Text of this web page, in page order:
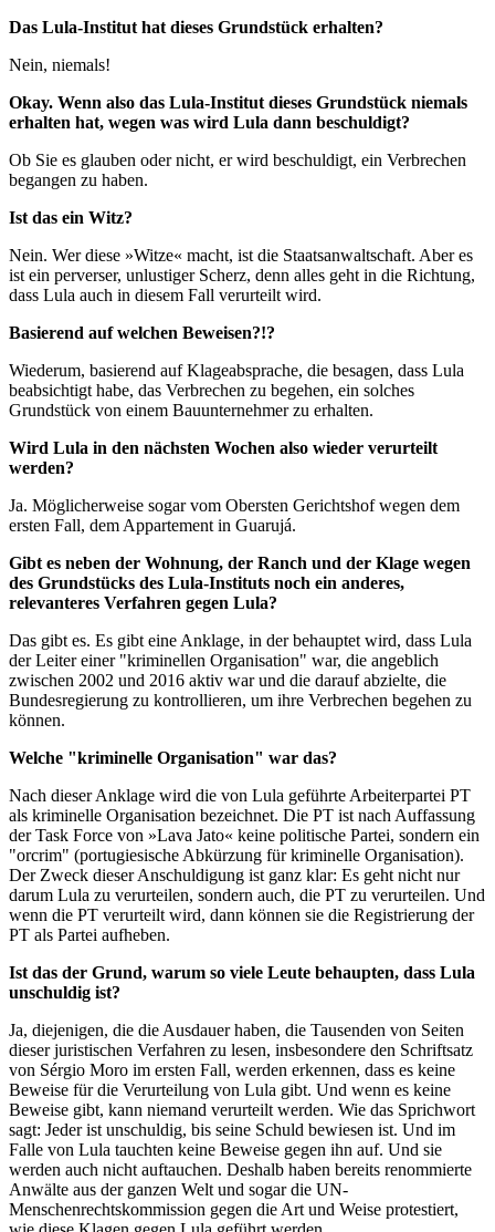
Das Lula-Institut hat dieses Grundstück erhalten?
Nein, niemals!
Okay. Wenn also das Lula-Institut dieses Grundstück niemals
erhalten hat, wegen was wird Lula dann beschuldigt?
Ob Sie es glauben oder nicht, er wird beschuldigt, ein Verbrechen
begangen zu haben.
Ist das ein Witz?
Nein. Wer diese »Witze« macht, ist die Staatsanwaltschaft. Aber es
ist ein perverser, unlustiger Scherz, denn alles geht in die Richtung,
dass Lula auch in diesem Fall verurteilt wird.
Basierend auf welchen Beweisen?!?
Wiederum, basierend auf Klageabsprache, die besagen, dass Lula
beabsichtigt habe, das Verbrechen zu begehen, ein solches
Grundstück von einem Bauunternehmer zu erhalten.
Wird Lula in den nächsten Wochen also wieder verurteilt
werden?
Ja. Möglicherweise sogar vom Obersten Gerichtshof wegen dem
ersten Fall, dem Appartement in Guarujá.
Gibt es neben der Wohnung, der Ranch und der Klage wegen
des Grundstücks des Lula-Instituts noch ein anderes,
relevanteres Verfahren gegen Lula?
Das gibt es. Es gibt eine Anklage, in der behauptet wird, dass Lula
der Leiter einer "kriminellen Organisation" war, die angeblich
zwischen 2002 und 2016 aktiv war und die darauf abzielte, die
Bundesregierung zu kontrollieren, um ihre Verbrechen begehen zu
können.
Welche "kriminelle Organisation" war das?
Nach dieser Anklage wird die von Lula geführte Arbeiterpartei PT
als kriminelle Organisation bezeichnet. Die PT ist nach Auffassung
der Task Force von »Lava Jato« keine politische Partei, sondern ein
"orcrim" (portugiesische Abkürzung für kriminelle Organisation).
Der Zweck dieser Anschuldigung ist ganz klar: Es geht nicht nur
darum Lula zu verurteilen, sondern auch, die PT zu verurteilen. Und
wenn die PT verurteilt wird, dann können sie die Registrierung der
PT als Partei aufheben.
Ist das der Grund, warum so viele Leute behaupten, dass Lula
unschuldig ist?
Ja, diejenigen, die die Ausdauer haben, die Tausenden von Seiten
dieser juristischen Verfahren zu lesen, insbesondere den Schriftsatz
von Sérgio Moro im ersten Fall, werden erkennen, dass es keine
Beweise für die Verurteilung von Lula gibt. Und wenn es keine
Beweise gibt, kann niemand verurteilt werden. Wie das Sprichwort
sagt: Jeder ist unschuldig, bis seine Schuld bewiesen ist. Und im
Falle von Lula tauchten keine Beweise gegen ihn auf. Und sie
werden auch nicht auftauchen. Deshalb haben bereits renommierte
Anwälte aus der ganzen Welt und sogar die UN-
Menschenrechtskommission gegen die Art und Weise protestiert,